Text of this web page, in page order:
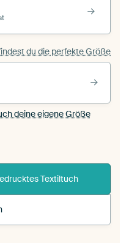
du die perfekte Größe
deine eigene Größe
Textiltuch